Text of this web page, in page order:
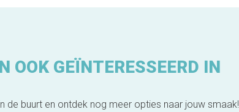
OOK GEÏNTERESSEERD IN
de buurt en ontdek nog meer opties naar jouw smaak!